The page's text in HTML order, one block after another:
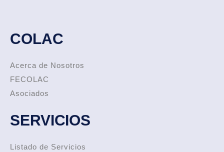
COLAC
Acerca de Nosotros
FECOLAC
Asociados
SERVICIOS
Listado de Servicios